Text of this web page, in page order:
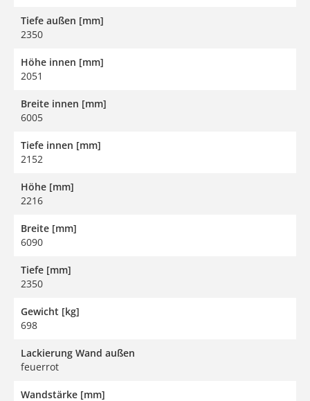
Tiefe außen [mm]
2350
Höhe innen [mm]
2051
Breite innen [mm]
6005
Tiefe innen [mm]
2152
Höhe [mm]
2216
Breite [mm]
6090
Tiefe [mm]
2350
Gewicht [kg]
698
Lackierung Wand außen
feuerrot
Wandstärke [mm]